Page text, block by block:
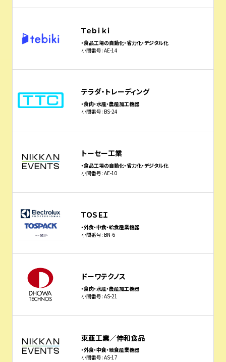
Ｔｅｂｉｋｉ
・食品工場の自動化・省力化・デジタル化
小間番号: AE-14
テラダ・トレーディング
・食肉・水産・農産加工機器
小間番号: BS-24
トーセー工業
・食品工場の自動化・省力化・デジタル化
小間番号: AE-10
ＴＯＳＥＩ
・外食・中食・給食産業機器
小間番号: BN-6
ドーワテクノス
・食肉・水産・農産加工機器
小間番号: AS-21
東亜工業／伸和食品
・外食・中食・給食産業機器
小間番号: AS-17